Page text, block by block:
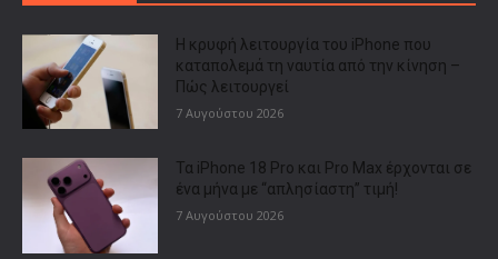
Η κρυφή λειτουργία του iPhone που
καταπολεμά τη ναυτία από την κίνηση –
Πώς λειτουργεί
7 Αυγούστου 2026
Τα iPhone 18 Pro και Pro Max έρχονται σε
ένα μήνα με “απλησίαστη” τιμή!
7 Αυγούστου 2026